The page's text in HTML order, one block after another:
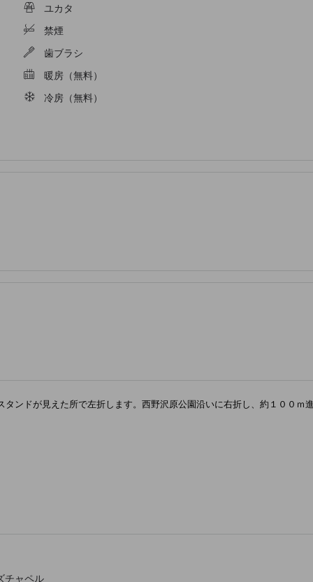
ユカタ
禁煙
歯ブラシ
暖房（無料）
冷房（無料）
ンドが見えた所で左折します。西野沢原公園沿いに右折し、約１００ｍ
チャペル